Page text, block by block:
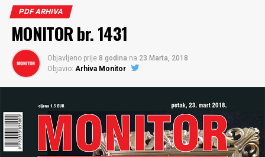
PDF ARHIVA
MONITOR br. 1431
Objavljeno prije 8 godina na 23 Marta, 2018
Objavio: Arhiva Monitor